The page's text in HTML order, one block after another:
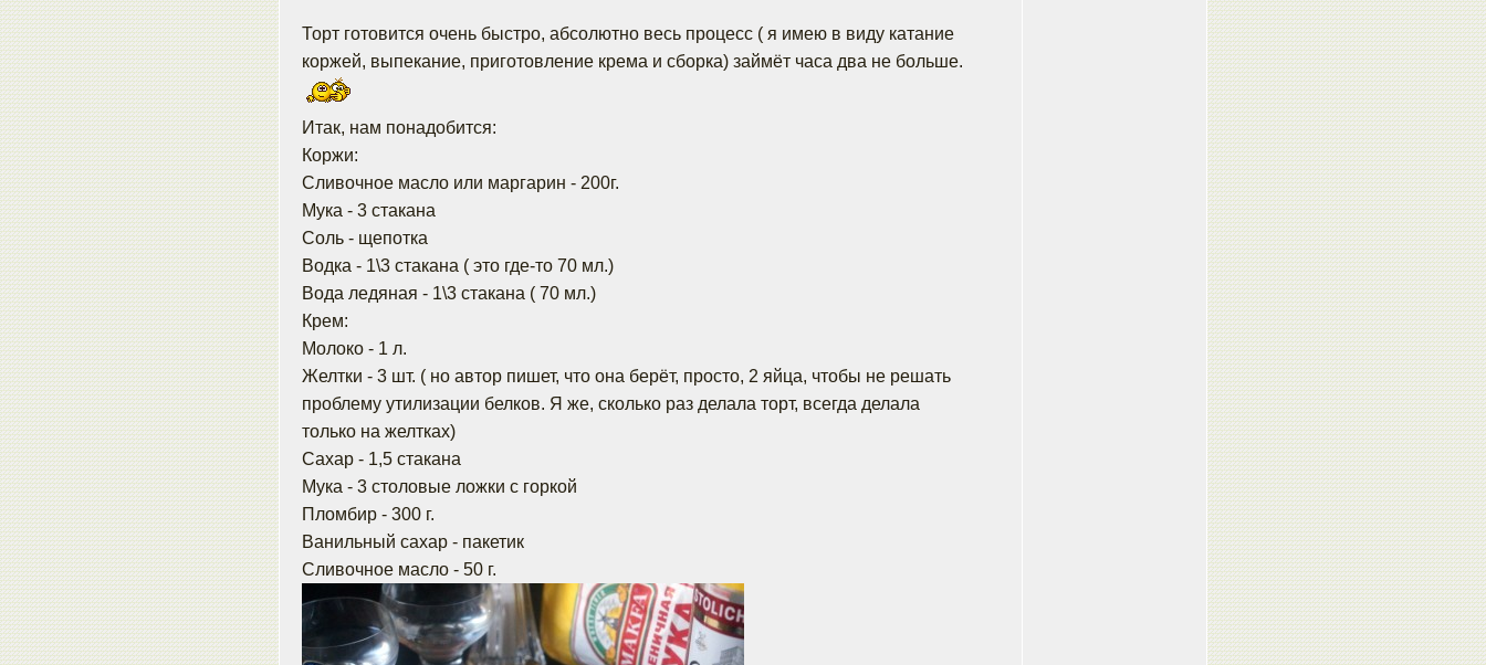
Торт готовится очень быстро, абсолютно весь процесс ( я имею в виду катание
коржей, выпекание, приготовление крема и сборка) займёт часа два не больше.
Итак, нам понадобится:
Коржи:
Сливочное масло или маргарин - 200г.
Мука - 3 стакана
Соль - щепотка
Водка - 1\3 стакана ( это где-то 70 мл.)
Вода ледяная - 1\3 стакана ( 70 мл.)
Крем:
Молоко - 1 л.
Желтки - 3 шт. ( но автор пишет, что она берёт, просто, 2 яйца, чтобы не решать
проблему утилизации белков. Я же, сколько раз делала торт, всегда делала
только на желтках)
Сахар - 1,5 стакана
Мука - 3 столовые ложки с горкой
Пломбир - 300 г.
Ванильный сахар - пакетик
Сливочное масло - 50 г.